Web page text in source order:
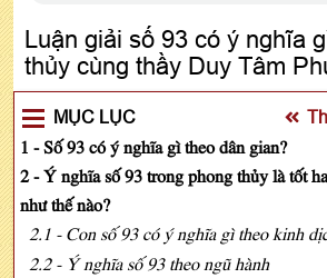
Luận giải số 93 có ý nghĩa
thủy cùng thầy Duy Tâm
MỤC LỤC
1 - Số 93 có ý nghĩa gì theo dân gian?
2 - Ý nghĩa số 93 trong phong thủy là tốt
như thế nào?
2.1 - Con số 93 có ý nghĩa gì theo kinh
2.2 - Ý nghĩa số 93 theo ngũ hành